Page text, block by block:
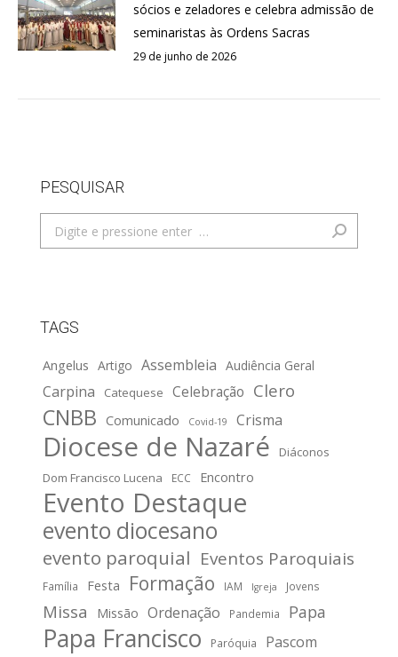
sócios e zeladores e celebra admissão de
seminaristas às Ordens Sacras
29 de junho de 2026
PESQUISAR
Search:
TAGS
Angelus Artigo Assembleia Audiência Geral
Carpina Catequese Celebração Clero
CNBB Comunicado Covid-19 Crisma
Diocese de Nazaré
Diáconos
Dom Francisco Lucena
ECC Encontro
Evento Destaque
evento diocesano
evento paroquial Eventos Paroquiais
Família Festa Formação IAM Igreja Jovens
Missa Missão Ordenação Pandemia Papa
Papa Francisco Paróquia
Pascom